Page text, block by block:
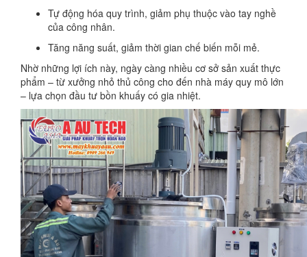
Tự động hóa quy trình, giảm phụ thuộc vào tay nghề
của công nhân.
Tăng năng suất, giảm thời gian chế biến mỗi mẻ.
Nhờ những lợi ích này, ngày càng nhiều cơ sở sản xuất thực
phẩm – từ xưởng nhỏ thủ công cho đến nhà máy quy mô lớn
– lựa chọn đầu tư bồn khuấy có gia nhiệt.